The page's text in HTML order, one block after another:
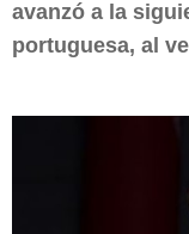
avanzó a la
portuguesa, al